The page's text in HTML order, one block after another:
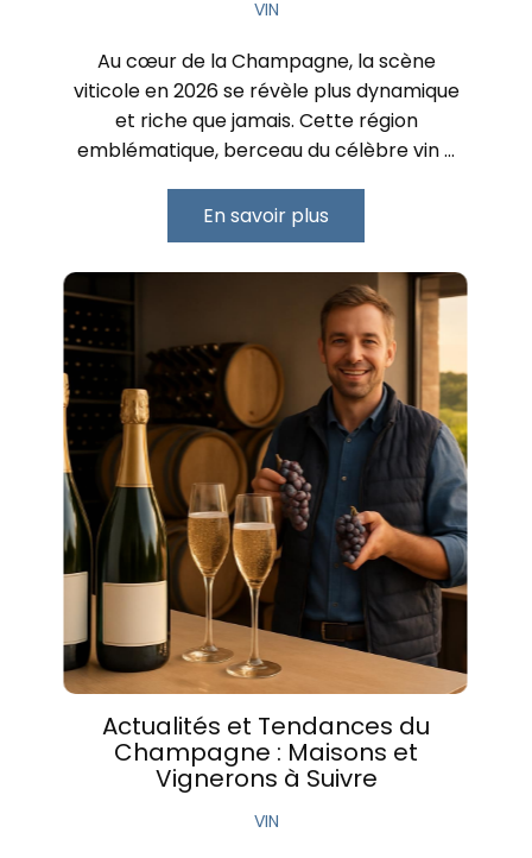
VIN
Au cœur de la Champagne, la scène
viticole en 2026 se révèle plus dynamique
et riche que jamais. Cette région
emblématique, berceau du célèbre vin …
En savoir plus
Actualités et Tendances du
Champagne : Maisons et
Vignerons à Suivre
VIN